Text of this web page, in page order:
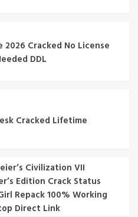
2026 Cracked No License
DDL
Cracked Lifetime
Civilization VII
Edition Crack Status
Repack 100% Working
Direct Link